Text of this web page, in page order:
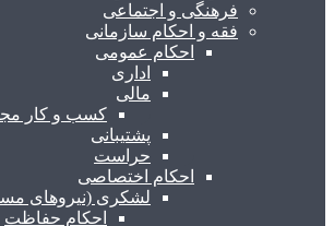
فرهنگی و اجتماعی
فقه و احکام سازمانی
احکام عمومی
اداری
مالی
کسب و کار
پشتیبانی
حراست
احکام اختصاصی
لشکری (نیروهای
احکام حفاظت